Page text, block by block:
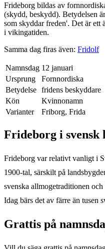
Frideborg bildas av
(skydd, beskydd). Betydelsen
som skyddar freden'. Det är ett
i vikingatiden.
Samma dag firas även: Fridolf
Namnsdag 12 januari
Ursprung
Fornnordiska
Betydelse fridens beskyddare
Kön
Kvinnonamn
Varianter
Friborg, Frida
Frideborg i
Frideborg var relativt vanligt i
1900-tal, särskilt på
svenska allmogetraditionen
Idag bärs det av färre än tusen
Grattis på